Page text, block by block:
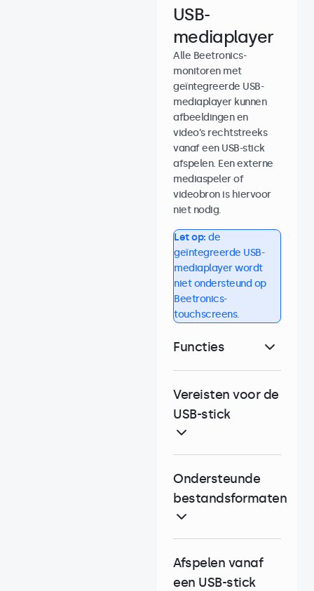
USB-
mediaplayer
Alle Beetronics-
monitoren met
geïntegreerde USB-
mediaplayer kunnen
afbeeldingen en
video’s rechtstreeks
vanaf een USB-stick
afspelen. Een externe
mediaspeler of
videobron is hiervoor
niet nodig.
Let op: de
geïntegreerde USB-
mediaplayer wordt
niet ondersteund op
Beetronics-
touchscreens.
Functies
Vereisten voor de
USB-stick
Ondersteunde
bestandsformaten
Afspelen vanaf
een USB-stick